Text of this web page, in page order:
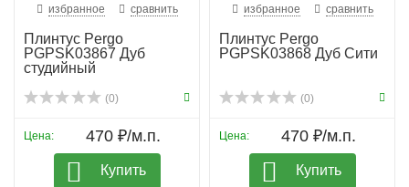
избранное сравнить
Плинтус Pergo
PGPSK03867 Дуб
студийный
(0)
Цена: 470 ₽/м.п.
Купить
избранное сравнить
Плинтус Pergo
PGPSK03868 Дуб Сити
(0)
Цена: 470 ₽/м.п.
Купить